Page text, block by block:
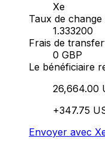
Xe
Taux de change
1.333200
Frais de
0 GBP
Le bénéficiaire
26,664.00
+347.75
Envoyer avec